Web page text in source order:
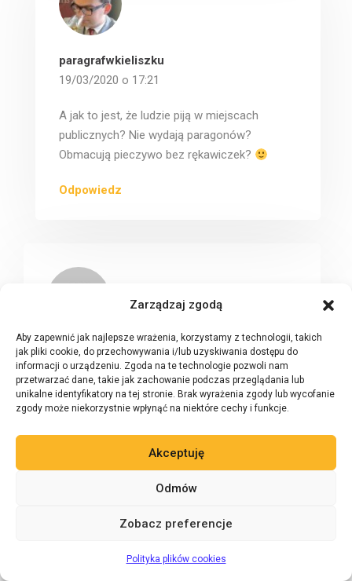
Zarządzaj zgodą
Aby zapewnić jak najlepsze wrażenia, korzystamy z technologii, takich
jak pliki cookie, do przechowywania i/lub uzyskiwania dostępu do
informacji o urządzeniu. Zgoda na te technologie pozwoli nam
przetwarzać dane, takie jak zachowanie podczas przeglądania lub
unikalne identyfikatory na tej stronie. Brak wyrażenia zgody lub wycofanie
zgody może niekorzystnie wpłynąć na niektóre cechy i funkcje.
Akceptuję
Odmów
Zobacz preferencje
Polityka plików cookies
paragrafwkieliszku
19/03/2020 o 17:21
A jak to jest, że ludzie piją w miejscach
publicznych? Nie wydają paragonów?
Obmacują pieczywo bez rękawiczek?
Odpowiedz
Paweł Parma
19/03/2020 o 17:49
Przyszła mi do głowy jeszcze taką myśl: co w
pełnomocnictwo do odbioru towaru w jego
imieniu? W tym przypadku ja, osoba fizyczna,
jako pełnomocnik fizycznie odbieram towar w
(nawet jeśli jestem udziałowcem) i wysyłam już
mam nadzieję nie jest zabronione?